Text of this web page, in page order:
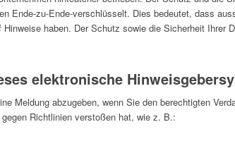
Ende-zu-Ende-verschlüsselt. Dies bedeutet, dass
haben. Der Schutz sowie die Sicherheit Ihrer
elektronische
Meldung abzugeben, wenn Sie den berechtigten
Richtlinien verstoßen hat, wie z. B.: